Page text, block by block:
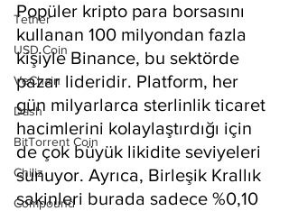
Tether
USD Coin
VeChain
Dash
BitTorrent Coin
Chiliz
Compound
Popüler kripto para borsasını
kullanan 100 milyondan fazla
kişiyle Binance, bu sektörde
pazar lideridir. Platform, her
gün milyarlarca sterlinlik ticaret
hacimlerini kolaylaştırdığı için
de çok büyük likidite seviyeleri
sunuyor. Ayrıca, Birleşik Krallık
sakinleri burada sadece %0,10